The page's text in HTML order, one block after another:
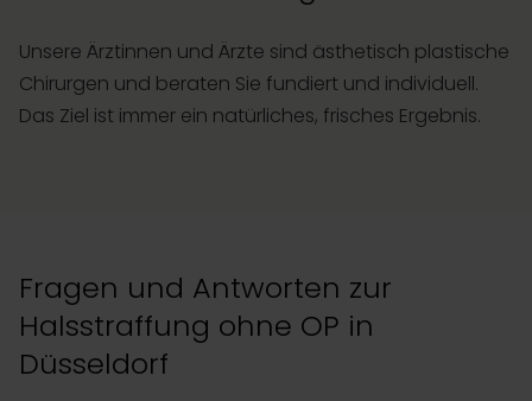
Unsere Ärztinnen und Ärzte sind ästhetisch plastische
Chirurgen und beraten Sie fundiert und individuell.
Das Ziel ist immer ein natürliches, frisches Ergebnis.
Fragen und Antworten zur
Halsstraffung ohne OP in
Düsseldorf